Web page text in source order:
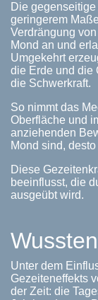
Die
geringerem
Verdrängung
Mond an und
Umgekehrt
die Erde und die
die Schwerkraft.
So nimmt das
Oberfläche und
anziehenden
Mond sind,
Diese
beeinflusst, die
ausgeübt wird.
Unter dem
Gezeiteneffekts
der Zeit: die